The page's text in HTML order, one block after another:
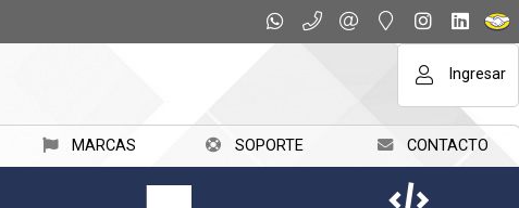
Ingresar
MARCAS SOPORTE CONTACTO